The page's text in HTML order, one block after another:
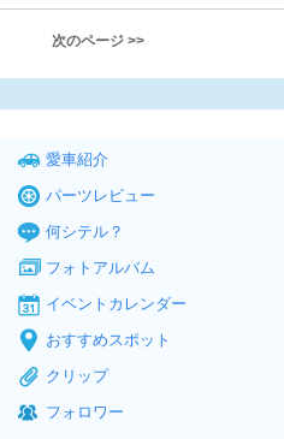
次のページ >>
愛車紹介
パーツレビュー
何シテル？
フォトアルバム
イベントカレンダー
おすすめスポット
クリップ
フォロワー